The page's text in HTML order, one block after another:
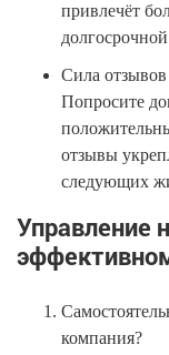
привлечёт
Сила отзывов
Попросите
отзывы
следующих
Управление
компания?